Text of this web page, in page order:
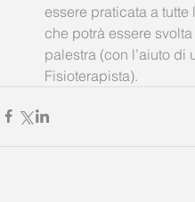
essere praticata a tutte
che potrà essere
palestra (con l’aiuto di
Fisioterapista).